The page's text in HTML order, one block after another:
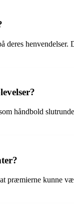
håndbold
præmierne kunne